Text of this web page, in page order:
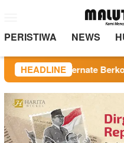
kontenMobile
PERISTIWA NEWS
HEADLINE
PKK Ternate